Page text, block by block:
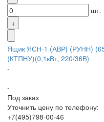
шт.
Ящик ЯСН-1 (АВР) (РУНН)
(КТПНУ)(0,1кВт, 220/36В)
-
-
-
Под заказ
Уточнить цену по телефону:
+7(495)798-00-46